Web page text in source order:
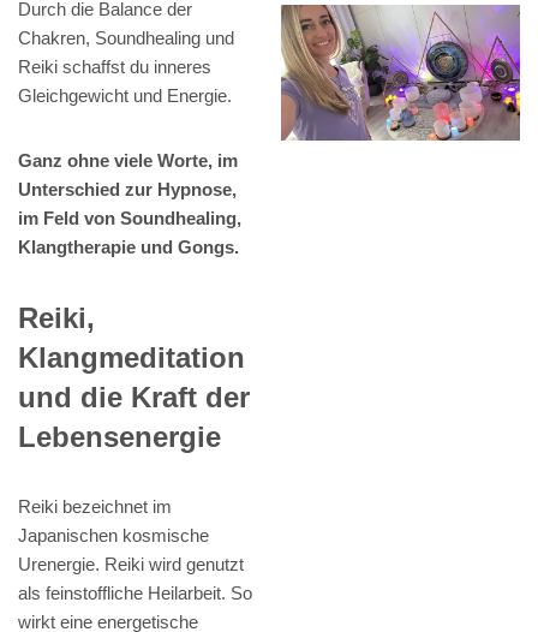
Durch die Balance der
Chakren, Soundhealing und
Reiki schaffst du inneres
Gleichgewicht und Energie.
Ganz ohne viele Worte, im
Unterschied zur Hypnose,
im Feld von Soundhealing,
Klangtherapie und Gongs.
Reiki,
Klangmeditation
und die Kraft der
Lebensenergie
Reiki bezeichnet im
Japanischen kosmische
Urenergie. Reiki wird genutzt
als feinstoffliche Heilarbeit. So
wirkt eine energetische